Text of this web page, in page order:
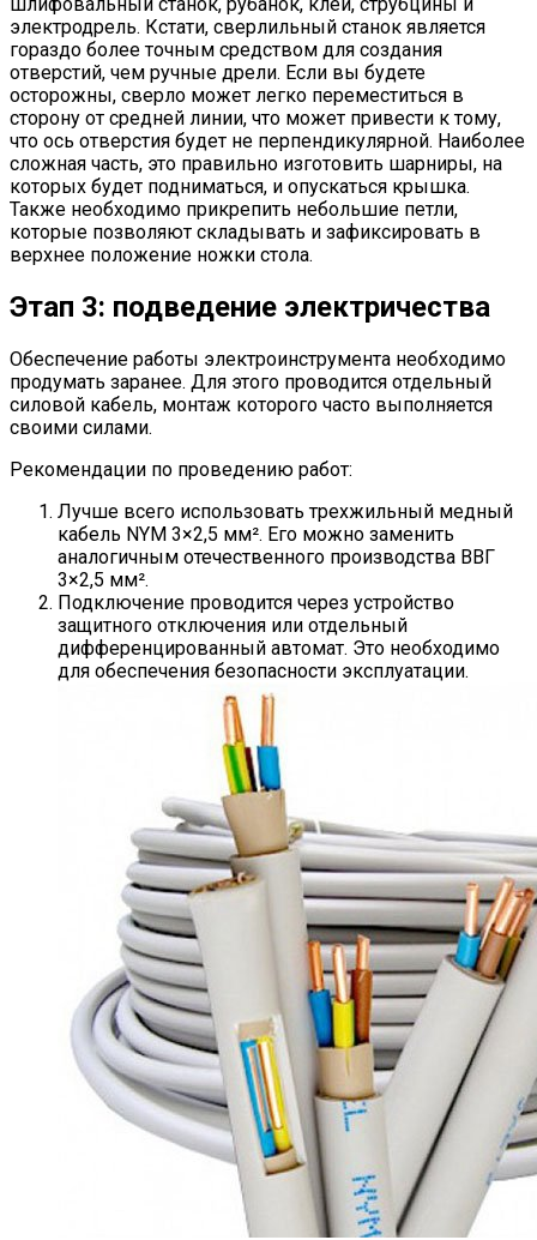
электродрель. Кстати, сверлильный станок является
гораздо более точным средством для создания
отверстий, чем ручные дрели. Если вы будете
осторожны, сверло может легко переместиться в
сторону от средней линии, что может привести к тому,
что ось отверстия будет не перпендикулярной. Наиболее
сложная часть, это правильно изготовить шарниры, на
которых будет подниматься, и опускаться крышка.
Также необходимо прикрепить небольшие петли,
которые позволяют складывать и зафиксировать в
верхнее положение ножки стола.
Этап 3: подведение электричества
Обеспечение работы электроинструмента необходимо
продумать заранее. Для этого проводится отдельный
силовой кабель, монтаж которого часто выполняется
своими силами.
Рекомендации по проведению работ:
Лучше всего использовать трехжильный медный
кабель NYM 3×2,5 мм². Его можно заменить
аналогичным отечественного производства ВВГ
3×2,5 мм².
Подключение проводится через устройство
защитного отключения или отдельный
дифференцированный автомат. Это необходимо
для обеспечения безопасности эксплуатации.